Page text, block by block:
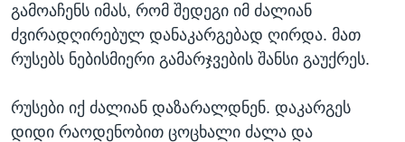
გამოაჩენს იმას, რომ შედეგი იმ ძალიან
ძვირადღირებულ დანაკარგებად ღირდა. მათ
რუსებს ნებისმიერი გამარჯვების შანსი გაუქრეს.
რუსები იქ ძალიან დაზარალდნენ. დაკარგეს
დიდი რაოდენობით ცოცხალი ძალა და